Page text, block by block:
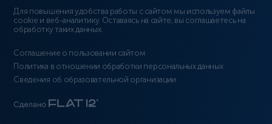
Для повышения удобства работы с сайтом мы используем файлы
cookie и веб-аналитику. Оставаясь на сайте, вы соглашаетесь на
обработку таких данных.
Соглашение о пользовании сайтом
Политика в отношении обработки персональных данных
Сведения об образовательной организации